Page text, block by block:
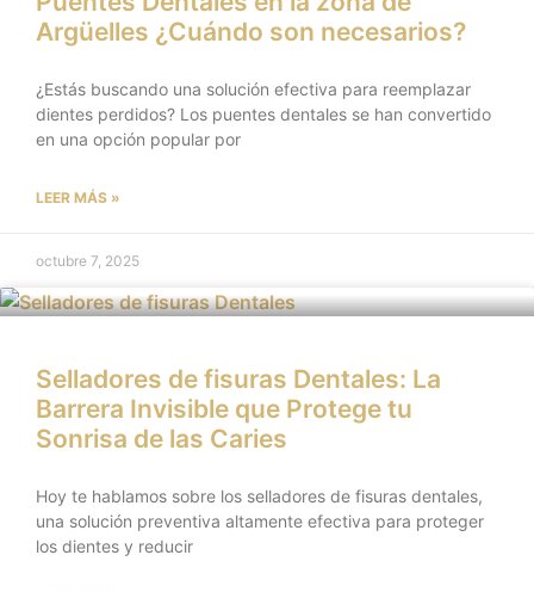
Argüelles ¿Cuándo son necesarios?
¿Estás buscando una solución efectiva para reemplazar
dientes perdidos? Los puentes dentales se han convertido
en una opción popular por
LEER MÁS »
octubre 7, 2025
Selladores de fisuras Dentales: La
Barrera Invisible que Protege tu
Sonrisa de las Caries
Hoy te hablamos sobre los selladores de fisuras dentales,
una solución preventiva altamente efectiva para proteger
los dientes y reducir